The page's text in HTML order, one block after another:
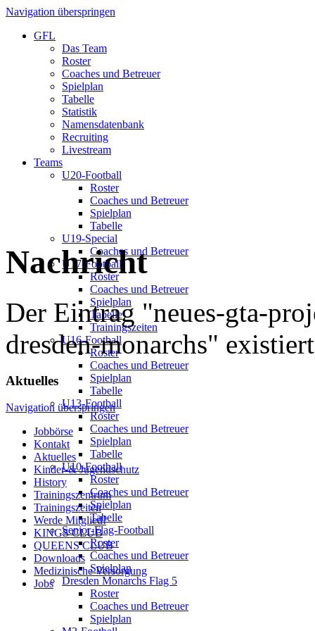
Navigation überspringen
GFL
Das Team
Roster
Coaches und Betreuer
Spielplan
Tabelle
Statistik
Namensdatenbank
Recruiting
Livestream
Teams
U20-Football
Roster
Coaches und Betreuer
Spielplan
Tabelle
U19-Special
Coaches und Betreuer
U17-Football
Roster
Coaches und Betreuer
Spielplan
Tabelle
Trainingszeiten
U16-Football
Roster
Coaches und Betreuer
Spielplan
Tabelle
U13-Football
Roster
Coaches und Betreuer
Spielplan
Tabelle
U10-Football
Roster
Coaches und Betreuer
Spielplan
Tabelle
Senior-Flag-Football
Roster
Coaches und Betreuer
Spielplan
Dresden Monarchs Flag 5
Roster
Coaches und Betreuer
Spielplan
Nachricht
Der Eintrag "neues-gta-
dresden-monarchs"
Aktuelles
Navigation überspringen
Jobbörse
Kontakt
Aktuelles
Kinder-& Jugendschutz
History
Trainingszentrum
Trainingszeiten
Werde Mitglied!
KINGS CLUB
QUEENS CLUB
Downloads
Medizinische Versorgung
Jobs